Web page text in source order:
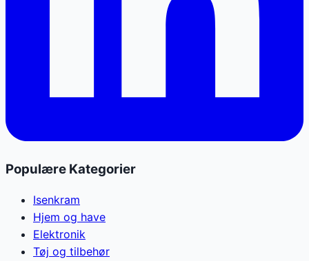
Populære Kategorier
Isenkram
Hjem og have
Elektronik
Tøj og tilbehør